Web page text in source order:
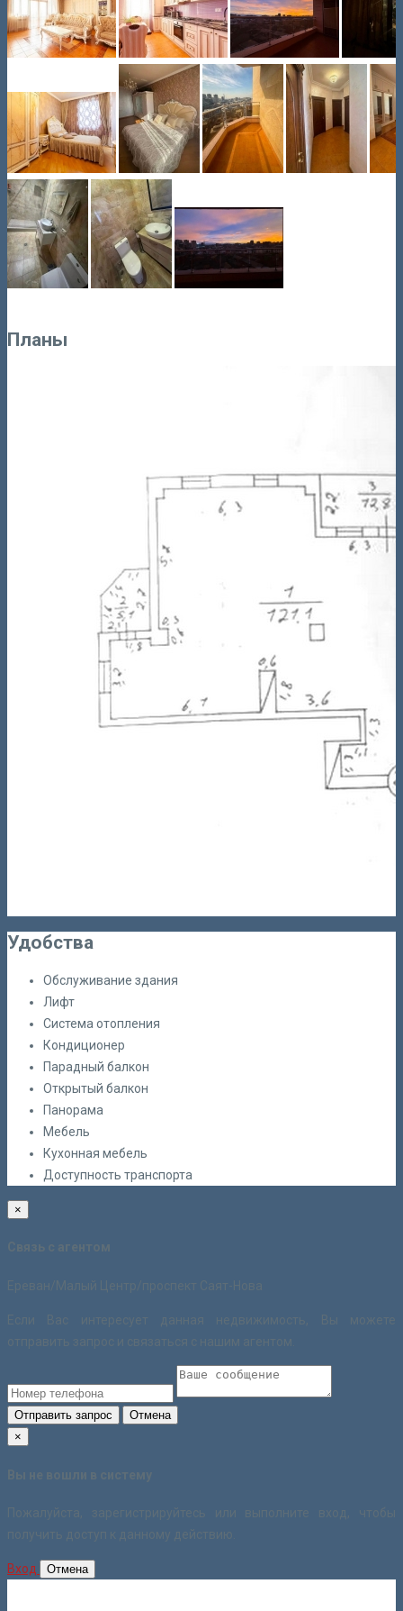
Планы
Удобства
Обслуживание здания
Лифт
Система отопления
Кондиционер
Парадный балкон
Открытый балкон
Панорама
Мебель
Кухонная мебель
Доступность транспорта
×
Связь с агентом
Ереван/Малый Центр/проспект Саят-Нова
Если Вас интересует данная недвижимость, Вы можете
отправить запрос и связаться с нашим агентом.
Отправить запрос
Отмена
×
Вы не вошли в систему
Пожалуйста, зарегистрируйтесь или выполните вход, чтобы
получить доступ к данному действию.
Вход Отмена